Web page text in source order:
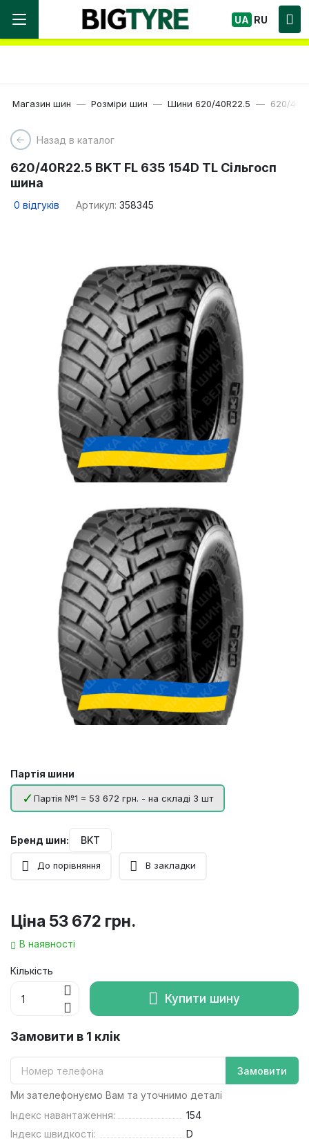
Ми працюємо! Великий вибір Шин, швидка
доставка по Україні!
UA RU
Магазин шин Розміри шин Шини 620/40R22.5 620/
Назад в каталог
620/40R22.5 BKT FL 635 154D TL Сільгосп
шина
0 відгуків Артикул: 358345
Партія шини
Партія №1 = 53 672 грн. - на складі 3 шт
Бренд шин: BKT
До порівняння В закладки
Ціна 53 672 грн.
В наявності
Кількість
Купити шину
Замовити в 1 клік
Замовити
Ми зателефонуємо Вам та уточнимо деталі
Індекс навантаження:
154
Індекс швидкості:
D